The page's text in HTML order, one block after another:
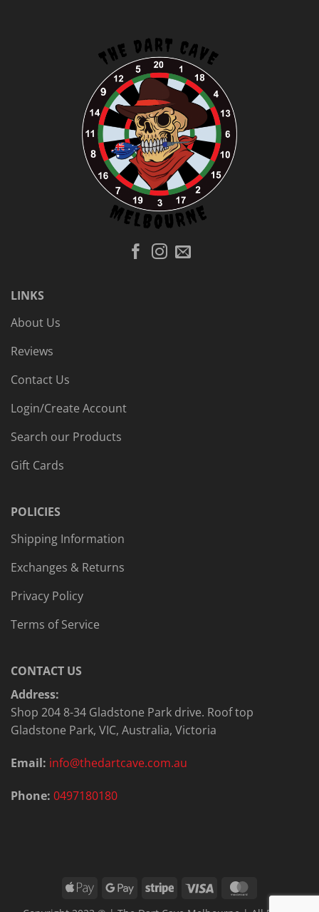
LINKS
About Us
Reviews
Contact Us
Login/Create Account
Search our Products
Gift Cards
POLICIES
Shipping Information
Exchanges & Returns
Privacy Policy
Terms of Service
CONTACT US
Address:
Shop 204 8-34 Gladstone Park drive. Roof top
Gladstone Park, VIC, Australia, Victoria
Email: info@thedartcave.com.au
Phone: 0497180180
Apple
Google Stripe Visa